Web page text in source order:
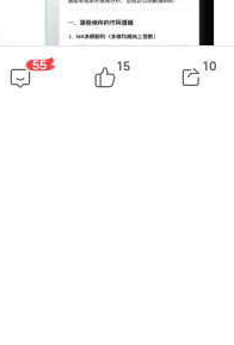
55 15 10